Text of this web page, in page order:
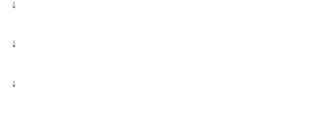
↓
↓
↓